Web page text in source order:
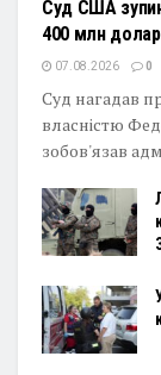
Суд США
400 млн
07.08.2026 0
Суд нагадав
власністю
зобов'язав